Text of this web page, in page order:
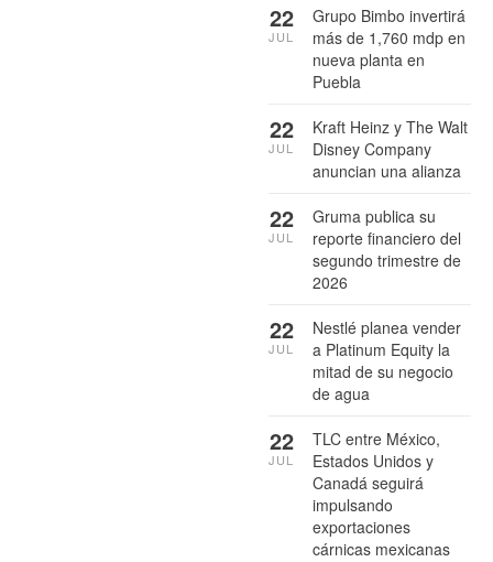
Grupo Bimbo invertirá
más de 1,760 mdp en
nueva planta en
Puebla
22
JUL
Kraft Heinz y The Walt
Disney Company
anuncian una alianza
22
JUL
Gruma publica su
reporte financiero del
segundo trimestre de
2026
22
JUL
Nestlé planea vender
a Platinum Equity la
mitad de su negocio
de agua
22
JUL
TLC entre México,
Estados Unidos y
Canadá seguirá
impulsando
exportaciones
cárnicas mexicanas
22
JUL